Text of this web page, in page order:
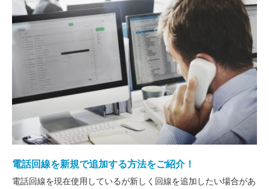
電話回線を新規で追加する方法をご紹介！
電話回線を現在使用しているが新しく回線を追加したい場合があ